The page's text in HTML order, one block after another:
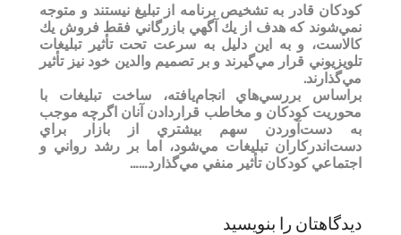
كودكان قادر به تشخيص برنامه از تبليغ نيستند و متوجه
نمي‌شوند كه هدف از يك آگهي بازرگاني فقط فروش يك
كالاست، و به اين دليل به سرعت تحت تأثير تبليغات
تلويزيوني قرار مي‌گيرند و بر تصميم والدين خود نيز تأثير
مي‌گذارند.
براساس بررسي‌هاي انجام‌يافته، ساخت تبليغات با
محوريت كودكان و مخاطب قراردادن آنان اگرچه موجب
به دست‌آوردن سهم بيشتري از بازار براي
دست‌اندركاران تبليغات مي‌شود، اما بر رشد رواني و
اجتماعي كودكان تأثير منفي مي‌گذارد……
دیدگاهتان را بنویسید